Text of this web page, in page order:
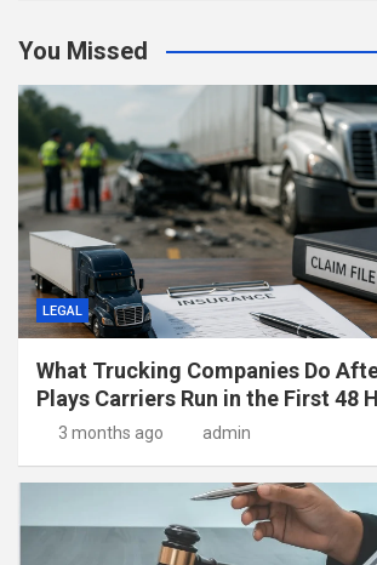
You Missed
LEGAL
What Trucking Companies Do
Plays Carriers Run in the First 48
3 months ago admin